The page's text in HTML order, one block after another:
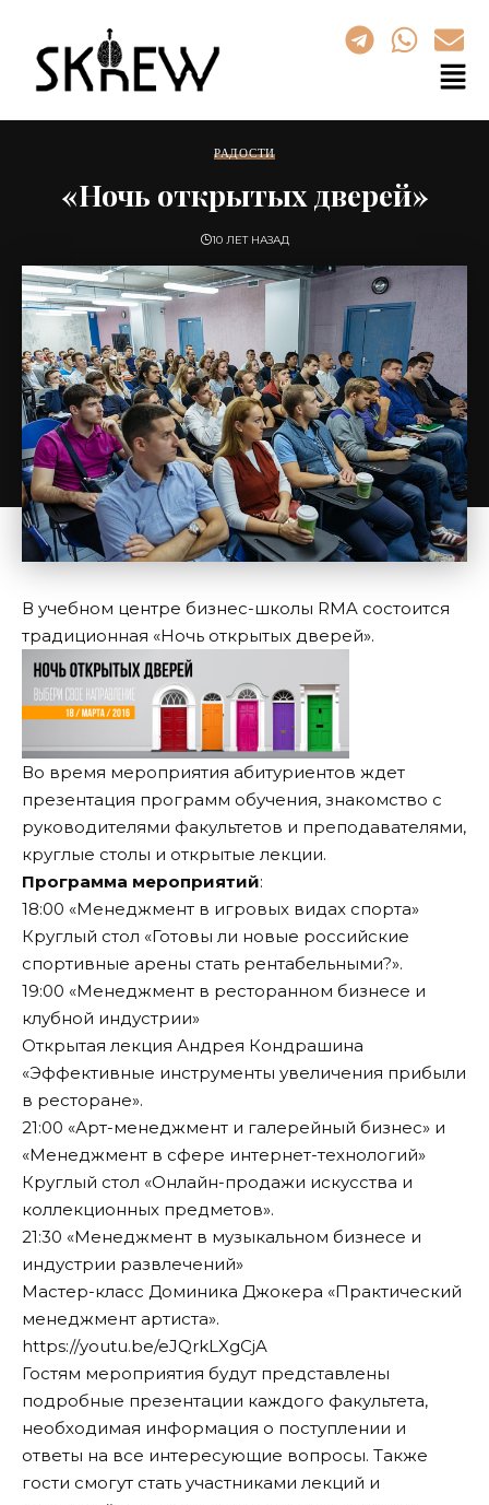
РАДОСТИ
«Ночь открытых дверей»
10 ЛЕТ НАЗАД
В учебном центре бизнес-школы RMA состоится
традиционная «Ночь открытых дверей».
Во время мероприятия абитуриентов ждет
презентация программ обучения, знакомство с
руководителями факультетов и преподавателями,
круглые столы и открытые лекции.
Программа мероприятий:
18:00 «Менеджмент в игровых видах спорта»
Круглый стол «Готовы ли новые российские
спортивные арены стать рентабельными?».
19:00 «Менеджмент в ресторанном бизнесе и
клубной индустрии»
Открытая лекция Андрея Кондрашина
«Эффективные инструменты увеличения прибыли
в ресторане».
21:00 «Арт-менеджмент и галерейный бизнес» и
«Менеджмент в сфере интернет-технологий»
Круглый стол «Онлайн-продажи искусства и
коллекционных предметов».
21:30 «Менеджмент в музыкальном бизнесе и
индустрии развлечений»
Мастер-класс Доминика Джокера «Практический
менеджмент артиста».
https://youtu.be/eJQrkLXgCjA
Гостям мероприятия будут представлены
подробные презентации каждого факультета,
необходимая информация о поступлении и
ответы на все интересующие вопросы. Также
гости смогут стать участниками лекций и